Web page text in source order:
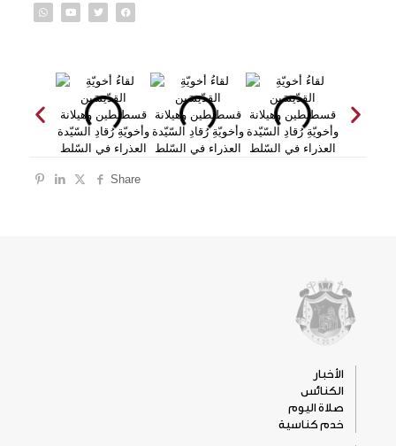
Share
الأخبار
الكنائس
صلاة اليوم
خدم كناسية